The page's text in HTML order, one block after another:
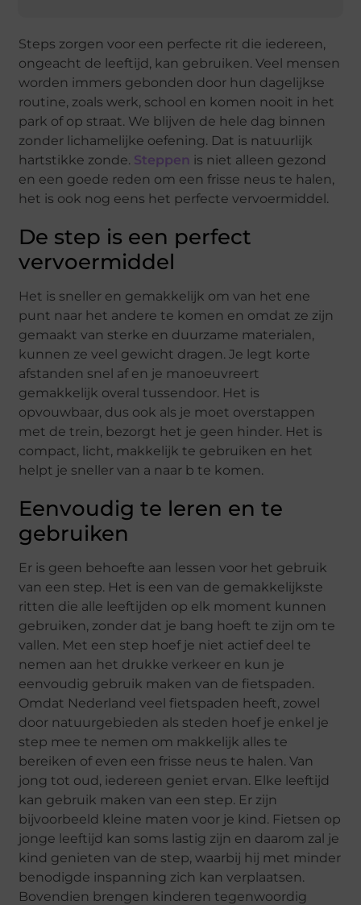
Steps zorgen voor een perfecte rit die iedereen,
ongeacht de leeftijd, kan gebruiken. Veel mensen
worden immers gebonden door hun dagelijkse
routine, zoals werk, school en komen nooit in het
park of op straat. We blijven de hele dag binnen
zonder lichamelijke oefening. Dat is natuurlijk
hartstikke zonde. Steppen is niet alleen gezond
en een goede reden om een frisse neus te halen,
het is ook nog eens het perfecte vervoermiddel.
De step is een perfect
vervoermiddel
Het is sneller en gemakkelijk om van het ene
punt naar het andere te komen en omdat ze zijn
gemaakt van sterke en duurzame materialen,
kunnen ze veel gewicht dragen. Je legt korte
afstanden snel af en je manoeuvreert
gemakkelijk overal tussendoor. Het is
opvouwbaar, dus ook als je moet overstappen
met de trein, bezorgt het je geen hinder. Het is
compact, licht, makkelijk te gebruiken en het
helpt je sneller van a naar b te komen.
Eenvoudig te leren en te
gebruiken
Er is geen behoefte aan lessen voor het gebruik
van een step. Het is een van de gemakkelijkste
ritten die alle leeftijden op elk moment kunnen
gebruiken, zonder dat je bang hoeft te zijn om te
vallen. Met een step hoef je niet actief deel te
nemen aan het drukke verkeer en kun je
eenvoudig gebruik maken van de fietspaden.
Omdat Nederland veel fietspaden heeft, zowel
door natuurgebieden als steden hoef je enkel je
step mee te nemen om makkelijk alles te
bereiken of even een frisse neus te halen. Van
jong tot oud, iedereen geniet ervan. Elke leeftijd
kan gebruik maken van een step. Er zijn
bijvoorbeeld kleine maten voor je kind. Fietsen op
jonge leeftijd kan soms lastig zijn en daarom zal je
kind genieten van de step, waarbij hij met minder
benodigde inspanning zich kan verplaatsen.
Bovendien brengen kinderen tegenwoordig